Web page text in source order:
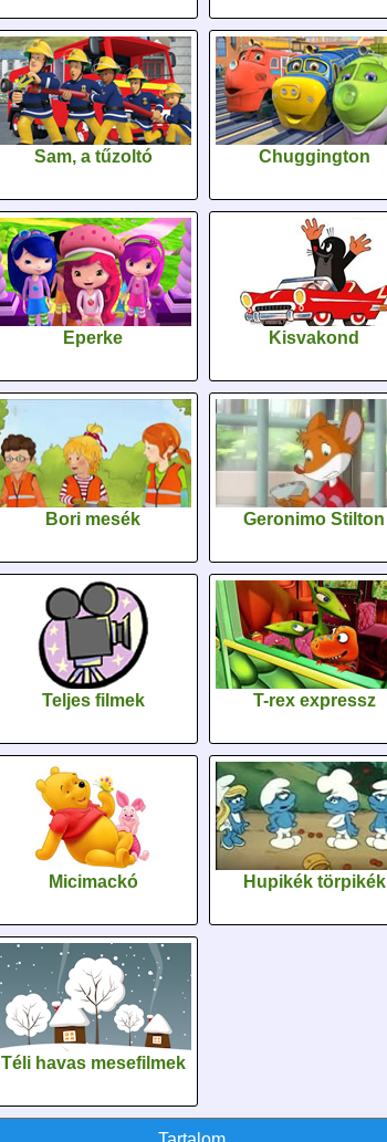
Sam, a tűzoltó Chuggington
Eperke Kisvakond
Bori mesék Geronimo Stilton
Teljes filmek T-rex expressz
Micimackó Hupikék törpikék
Téli havas mesefilmek